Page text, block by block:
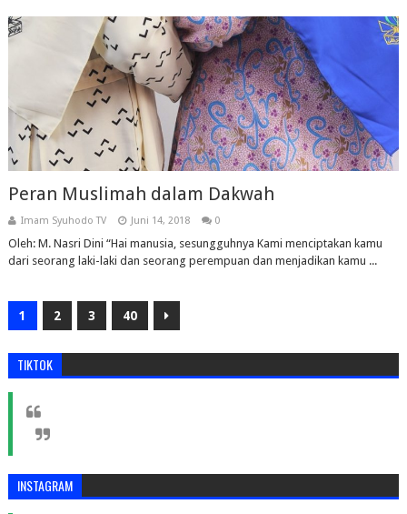
Peran Muslimah dalam Dakwah
Imam Syuhodo TV Juni 14, 2018 0
Oleh: M. Nasri Dini “Hai manusia, sesungguhnya Kami menciptakan kamu
dari seorang laki-laki dan seorang perempuan dan menjadikan kamu ...
1 2 3 40
TIKTOK
INSTAGRAM